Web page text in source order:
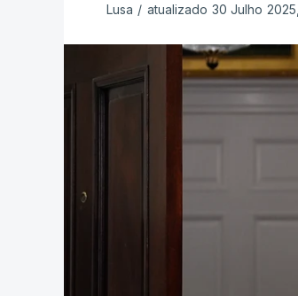
Lusa / atualizado 30 Julho